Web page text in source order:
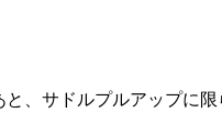
と、サドルプルアップに